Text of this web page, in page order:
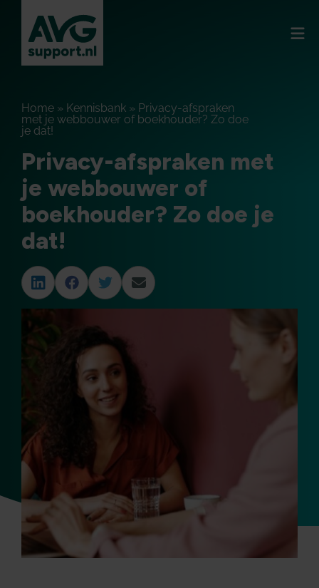
Home » Kennisbank » Privacy-afspraken
met je webbouwer of boekhouder? Zo doe
je dat!
Privacy-afspraken met
je webbouwer of
boekhouder? Zo doe je
dat!